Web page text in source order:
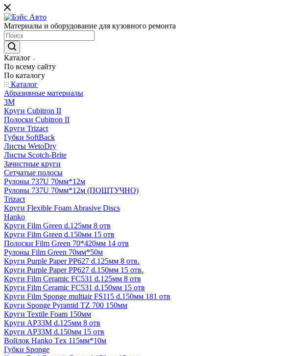
Материалы и оборудование для кузовного ремонта
Каталог
По всему сайту
По каталогу
Каталог
Абразивные материалы
3M
Круги Cubitron II
Полоски Cubitron II
Круги Trizact
Губки SoftBack
Листы WetoDry
Листы Scotch-Brite
Зачистные круги
Сетчатые полосы
Рулоны 737U 70мм*12м
Рулоны 737U 70мм*12м (ПОШТУЧНО)
Trizact
Круги Flexible Foam Abrasive Discs
Hanko
Круги Film Green d.125мм 8 отв
Круги Film Green d.150мм 15 отв
Полоски Film Green 70*420мм 14 отв
Рулоны Film Green 70мм*50м
Круги Purple Paper PP627 d.125мм 8 отв.
Круги Purple Paper PP627 d.150мм 15 отв.
Круги Film Ceramic FC531 d.125мм 8 отв
Круги Film Ceramic FC531 d.150мм 15 отв
Круги Film Sponge multiair FS115 d.150мм 181 отв
Круги Sponge Pyramid TZ 700 150мм
Круги Textile Foam 150мм
Круги AP33M d.125мм 8 отв
Круги AP33M d.150мм 15 отв
Войлок Hanko Tех 115мм*10м
Губки Sponge